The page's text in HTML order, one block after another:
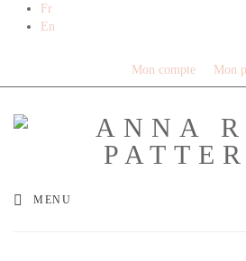
Fr
En
Mon compte Mon
MENU
Livraison offerte en France
Relay)